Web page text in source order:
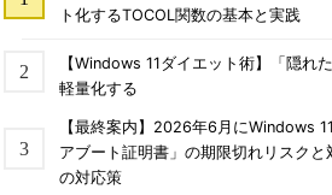
ト化するTOCOL関数の基本と実践
【Windows 11ダイエット術】「隠れ
軽量化する
【最終案内】2026年6月にWindows
アブート証明書」の期限切れリスク
の対応策